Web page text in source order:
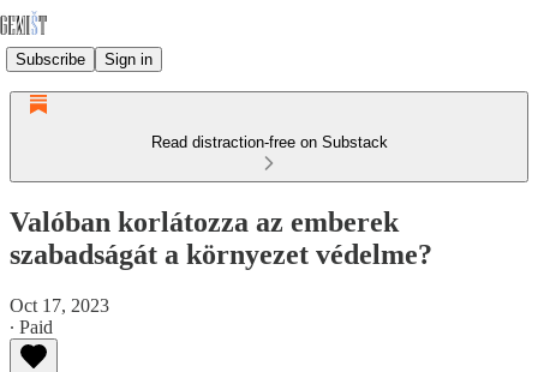
Subscribe Sign in
Read distraction-free on Substack
Valóban korlátozza az emberek
szabadságát a környezet védelme?
Oct 17, 2023
∙ Paid